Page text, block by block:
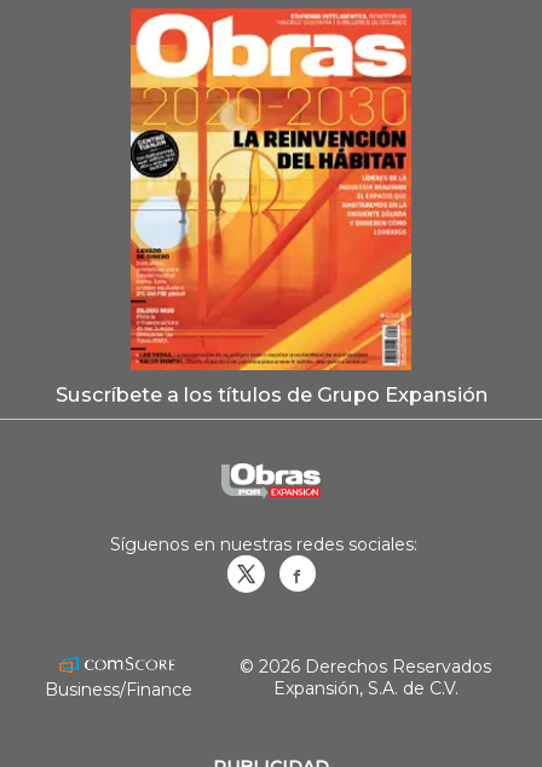
Suscríbete a los títulos de Grupo Expansión
Síguenos en nuestras redes sociales:
Business/Finance
© 2026 Derechos Reservados
Expansión, S.A. de C.V.